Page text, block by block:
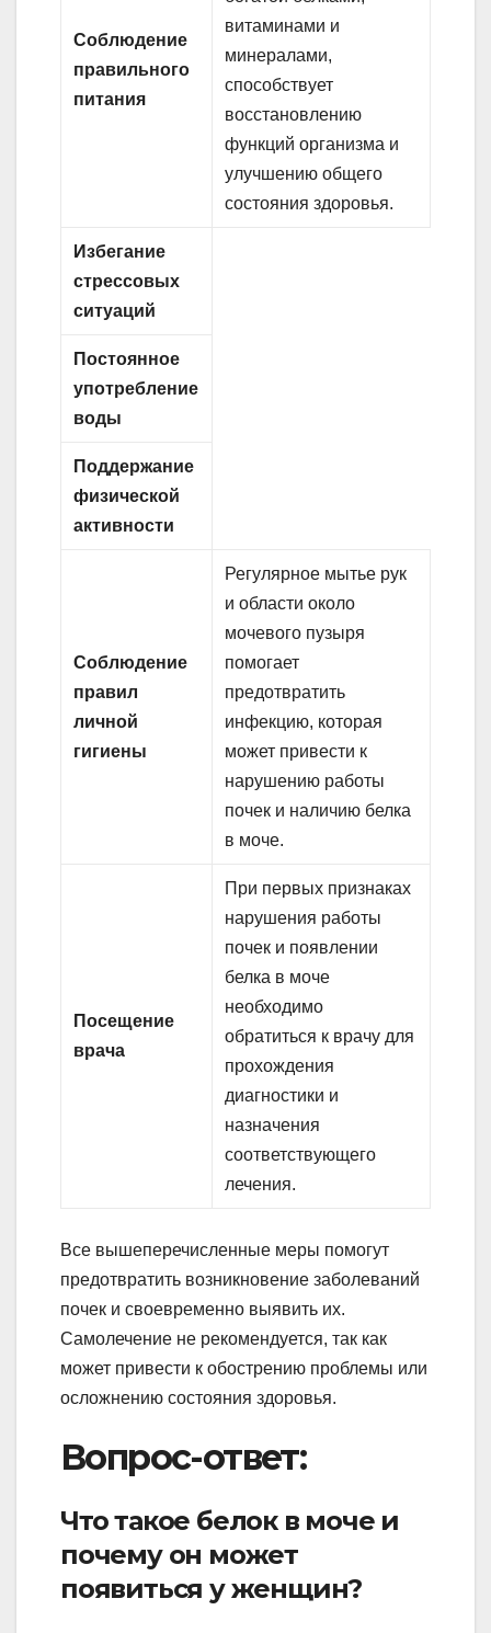
Соблюдение
правильного
питания
витаминами и
минералами,
способствует
восстановлению
функций организма и
улучшению общего
состояния здоровья.
Избегание
стрессовых
ситуаций
Постоянное
употребление
воды
Поддержание
физической
активности
Соблюдение
правил
личной
гигиены
Регулярное мытье рук
и области около
мочевого пузыря
помогает
предотвратить
инфекцию, которая
может привести к
нарушению работы
почек и наличию белка
в моче.
Посещение
врача
При первых признаках
нарушения работы
почек и появлении
белка в моче
необходимо
обратиться к врачу для
прохождения
диагностики и
назначения
соответствующего
лечения.
Все вышеперечисленные меры помогут
предотвратить возникновение заболеваний
почек и своевременно выявить их.
Самолечение не рекомендуется, так как
может привести к обострению проблемы или
осложнению состояния здоровья.
Вопрос-ответ:
Что такое белок в моче и
почему он может
появиться у женщин?